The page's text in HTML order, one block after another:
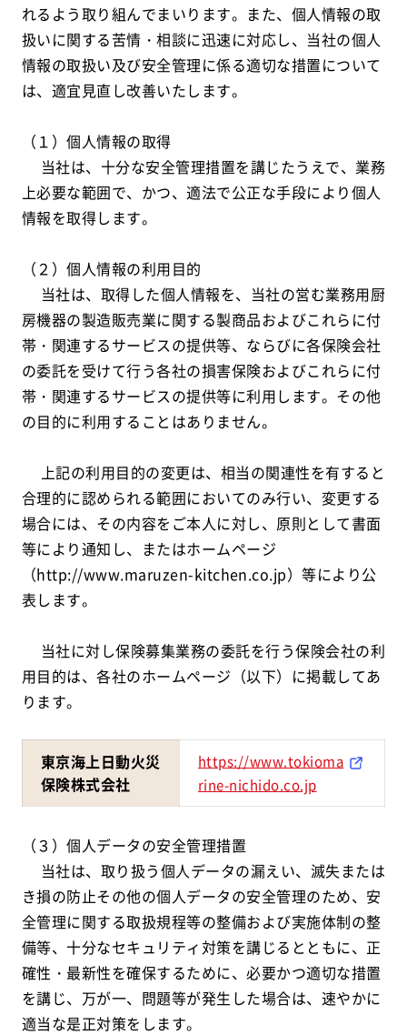
れるよう取り組んでまいります。また、個人情報の取
扱いに関する苦情・相談に迅速に対応し、当社の個人
情報の取扱い及び安全管理に係る適切な措置について
は、適宜見直し改善いたします。
（１）個人情報の取得
当社は、十分な安全管理措置を講じたうえで、業務
上必要な範囲で、かつ、適法で公正な手段により個人
情報を取得します。
（２）個人情報の利用目的
当社は、取得した個人情報を、当社の営む業務用厨
房機器の製造販売業に関する製商品およびこれらに付
帯・関連するサービスの提供等、ならびに各保険会社
の委託を受けて行う各社の損害保険およびこれらに付
帯・関連するサービスの提供等に利用します。その他
の目的に利用することはありません。
上記の利用目的の変更は、相当の関連性を有すると
合理的に認められる範囲においてのみ行い、変更する
場合には、その内容をご本人に対し、原則として書面
等により通知し、またはホームページ
（http://www.maruzen-kitchen.co.jp）等により公
表します。
当社に対し保険募集業務の委託を行う保険会社の利
用目的は、各社のホームページ（以下）に掲載してあ
ります。
東京海上日動火災
保険株式会社
https://www.tokioma
rine-nichido.co.jp
（３）個人データの安全管理措置
当社は、取り扱う個人データの漏えい、滅失または
き損の防止その他の個人データの安全管理のため、安
全管理に関する取扱規程等の整備および実施体制の整
備等、十分なセキュリティ対策を講じるとともに、正
確性・最新性を確保するために、必要かつ適切な措置
を講じ、万が一、問題等が発生した場合は、速やかに
適当な是正対策をします。